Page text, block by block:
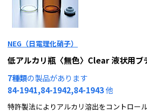
NEG（日電理化硝子）
低アルカリ瓶〈無色〉Clear 液状用ブ
7種類の製品があります
84-1941,84-1942,84-1943他
特許製法によりアルカリ溶出をコントロール